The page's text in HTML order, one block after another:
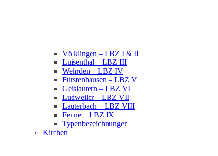
Völklingen – LBZ I & II
Luisenthal – LBZ III
Wehrden – LBZ IV
Fürstenhausen – LBZ V
Geislautern – LBZ VI
Ludweiler – LBZ VII
Lauterbach – LBZ VIII
Fenne – LBZ IX
Typenbezeichnungen
Kirchen